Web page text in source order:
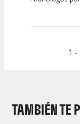
1
TAMBIÉN TE